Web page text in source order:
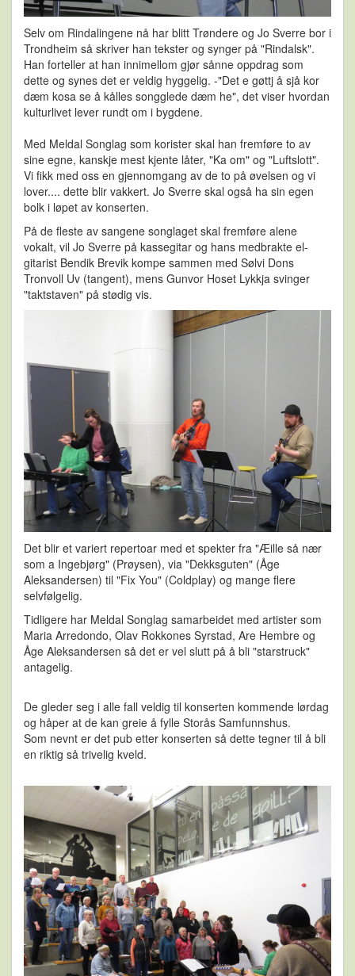
Selv om Rindalingene nå har blitt Trøndere og Jo Sverre bor i
Trondheim så skriver han tekster og synger på "Rindalsk".
Han forteller at han innimellom gjør sånne oppdrag som
dette og synes det er veldig hyggelig. -"Det e gøttj å sjå kor
dæm kosa se å kålles songglede dæm he", det viser hvordan
kulturlivet lever rundt om i bygdene.
Med Meldal Songlag som korister skal han fremføre to av
sine egne, kanskje mest kjente låter, "Ka om" og "Luftslott".
Vi fikk med oss en gjennomgang av de to på øvelsen og vi
lover.... dette blir vakkert. Jo Sverre skal også ha sin egen
bolk i løpet av konserten.
På de fleste av sangene songlaget skal fremføre alene
vokalt, vil Jo Sverre på kassegitar og hans medbrakte el-
gitarist Bendik Brevik kompe sammen med Sølvi Dons
Tronvoll Uv (tangent), mens Gunvor Hoset Lykkja svinger
"taktstaven" på stødig vis.
Det blir et variert repertoar med et spekter fra "Æille så nær
som a Ingebjørg" (Prøysen), via "Dekksguten" (Åge
Aleksandersen) til "Fix You" (Coldplay) og mange flere
selvfølgelig.
Tidligere har Meldal Songlag samarbeidet med artister som
Maria Arredondo, Olav Rokkones Syrstad, Are Hembre og
Åge Aleksandersen så det er vel slutt på å bli "starstruck"
antagelig.
De gleder seg i alle fall veldig til konserten kommende lørdag
og håper at de kan greie å fylle Storås Samfunnshus.
Som nevnt er det pub etter konserten så dette tegner til å bli
en riktig så trivelig kveld.